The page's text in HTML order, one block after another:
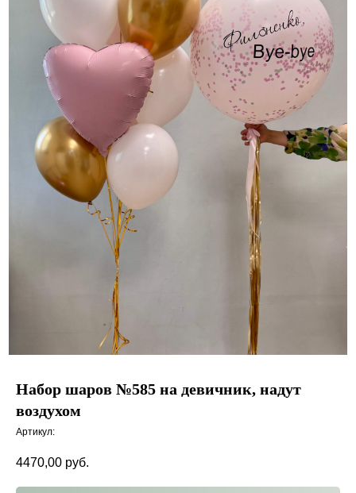
Набор шаров №585 на девичник, надут
воздухом
Артикул:
4470,00 руб.